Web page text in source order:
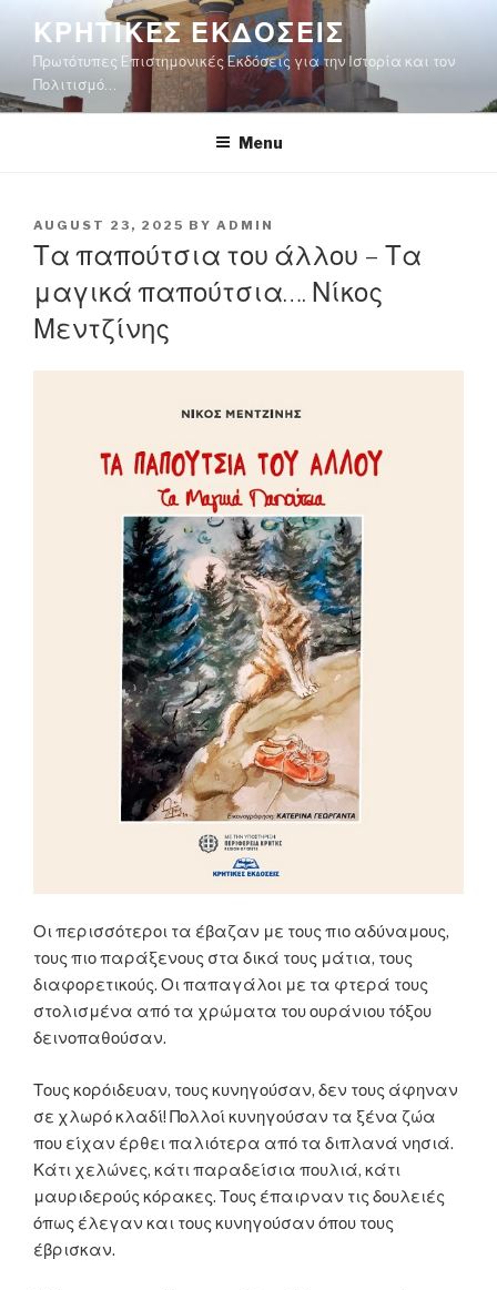
content
ΚΡΗΤΙΚΕΣ ΕΚΔΟΣΕΙΣ
Πρωτότυπες Eπιστημονικές Eκδόσεις για την Ιστορία και τον
Πολιτισμό…
Menu
POSTED
ON
AUGUST 23, 2025 BY ADMIN
Τα παπούτσια του άλλου – Τα
μαγικά παπούτσια…. Νίκος
Μεντζίνης
Οι περισσότεροι τα έβαζαν με τους πιο αδύναμους,
τους πιο παράξενους στα δικά τους μάτια, τους
διαφορετικούς. Οι παπαγάλοι με τα φτερά τους
στολισμένα από τα χρώματα του ουράνιου τόξου
δεινοπαθούσαν.
Τους κορόιδευαν, τους κυνηγούσαν, δεν τους άφηναν
σε χλωρό κλαδί! Πολλοί κυνηγούσαν τα ξένα ζώα
που είχαν έρθει παλιότερα από τα διπλανά νησιά.
Κάτι χελώνες, κάτι παραδείσια πουλιά, κάτι
μαυριδερούς κόρακες. Τους έπαιρναν τις δουλειές
όπως έλεγαν και τους κυνηγούσαν όπου τους
έβρισκαν.